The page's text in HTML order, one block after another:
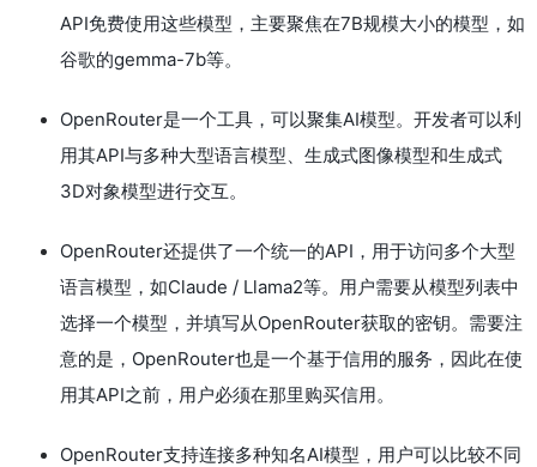
API免费使用这些模型，主要聚焦在7B规模大小的模型，如
谷歌的gemma-7b等。
OpenRouter是一个工具，可以聚集AI模型。开发者可以利
用其API与多种大型语言模型、生成式图像模型和生成式
3D对象模型进行交互。
OpenRouter还提供了一个统一的API，用于访问多个大型
语言模型，如Claude / Llama2等。用户需要从模型列表中
选择一个模型，并填写从OpenRouter获取的密钥。需要注
意的是，OpenRouter也是一个基于信用的服务，因此在使
用其API之前，用户必须在那里购买信用。
OpenRouter支持连接多种知名AI模型，用户可以比较不同